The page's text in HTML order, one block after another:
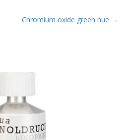
Chromium oxide green hue →
Trykk ENTER for å søke